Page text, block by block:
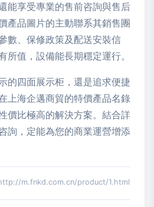
能享受專業的售前咨詢與售后
產品圖片的主動聯系其銷售團
數、保修政策及配送安裝信
所值，設備能長期穩定運行。
的四面展示柜，還是追求便捷
上海企邁商貿的特價產品名錄
價比極高的解決方案。結合詳
詢，定能為您的商業運營增添
m.fnkd.com.cn/product/1.html